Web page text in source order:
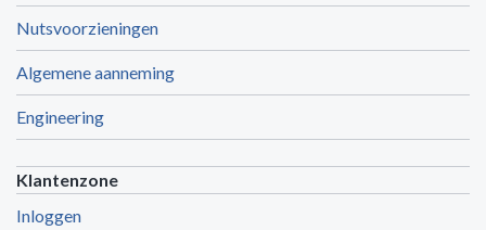
Nutsvoorzieningen
Algemene aanneming
Engineering
Klantenzone
Inloggen